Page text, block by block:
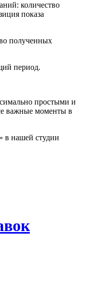
количество
показа
полученных
период.
простыми и
важные моменты в
в нашей студии